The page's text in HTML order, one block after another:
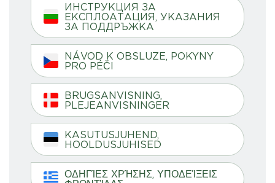
ИНСТРУКЦИЯ ЗА
ЕКСПЛОАТАЦИЯ, УКАЗАНИЯ
ЗА ПОДДРЪЖКА
NÁVOD K OBSLUZE, POKYNY
PRO PÉČI
BRUGSANVISNING,
PLEJEANVISNINGER
KASUTUSJUHEND,
HOOLDUSJUHISED
ΟΔΗΓΊΕΣ ΧΡΉΣΗΣ, ΥΠΟΔΕΊΞΕΙΣ